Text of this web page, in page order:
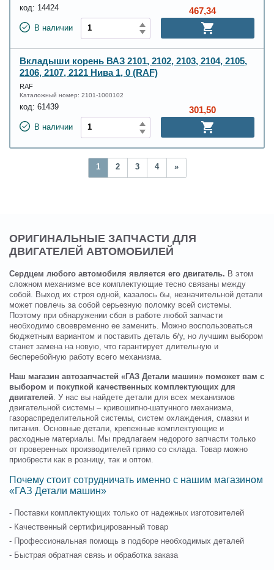
код: 14424
В наличии
467,34
Вкладыши корень ВАЗ 2101, 2102, 2103, 2104, 2105,
2106, 2107, 2121 Нива 1, 0 (RAF)
RAF
Каталожный номер: 2101-1000102
код: 61439
В наличии
301,50
1 2 3 4 »
ОРИГИНАЛЬНЫЕ ЗАПЧАСТИ ДЛЯ
ДВИГАТЕЛЕЙ АВТОМОБИЛЕЙ
Сердцем любого автомобиля является его двигатель. В этом
сложном механизме все комплектующие тесно связаны между
собой. Выход их строя одной, казалось бы, незначительной детали
может повлечь за собой серьезную поломку всей системы.
Поэтому при обнаружении сбоя в работе любой запчасти
необходимо своевременно ее заменить. Можно воспользоваться
бюджетным вариантом и поставить деталь б/у, но лучшим выбором
станет замена на новую, что гарантирует длительную и
бесперебойную работу всего механизма.
Наш магазин автозапчастей «ГАЗ Детали машин» поможет вам с
выбором и покупкой качественных комплектующих для
двигателей. У нас вы найдете детали для всех механизмов
двигательной системы – кривошипно-шатунного механизма,
газораспределительной системы, систем охлаждения, смазки и
питания. Основные детали, крепежные комплектующие и
расходные материалы. Мы предлагаем недорого запчасти только
от проверенных производителей прямо со склада. Товар можно
приобрести как в розницу, так и оптом.
Почему стоит сотрудничать именно с нашим магазином
«ГАЗ Детали машин»
- Поставки комплектующих только от надежных изготовителей
- Качественный сертифицированный товар
- Профессиональная помощь в подборе необходимых деталей
- Быстрая обратная связь и обработка заказа